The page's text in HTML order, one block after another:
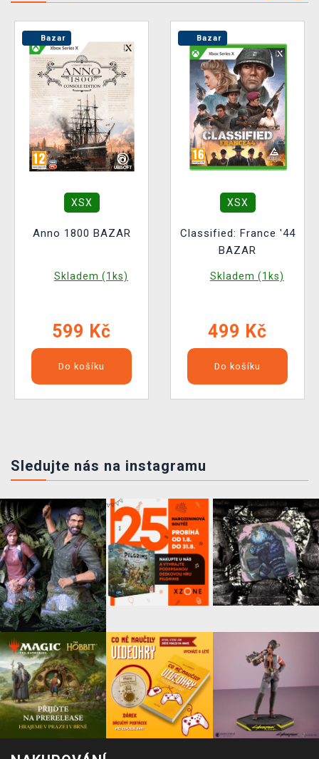
Bazar
XSX
Anno 1800 BAZAR
Skladem (1ks)
599 Kč
Do košíku
Bazar
XSX
Classified: France '44
BAZAR
Skladem (1ks)
499 Kč
Do košíku
Sledujte nás na instagramu